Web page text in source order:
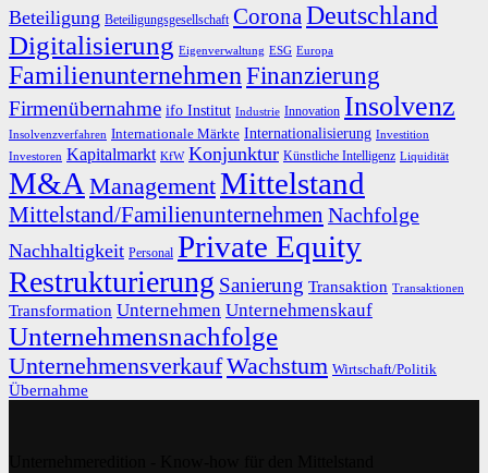
Beteiligung Beteiligungsgesellschaft CoronaDeutschland
Digitalisierung Eigenverwaltung ESG Europa
FamilienunternehmenFinanzierung
Firmenübernahme ifo Institut Industrie Innovation Insolvenz
Insolvenzverfahren Internationale Märkte Internationalisierung Investition
Investoren Kapitalmarkt KfW Konjunktur Künstliche Intelligenz Liquidität
M&A ManagementMittelstand
Mittelstand/Familienunternehmen Nachfolge
Nachhaltigkeit Personal Private Equity
Restrukturierung Sanierung Transaktion Transaktionen
Transformation Unternehmen Unternehmenskauf
Unternehmensnachfolge
UnternehmensverkaufWachstum Wirtschaft/Politik
Übernahme